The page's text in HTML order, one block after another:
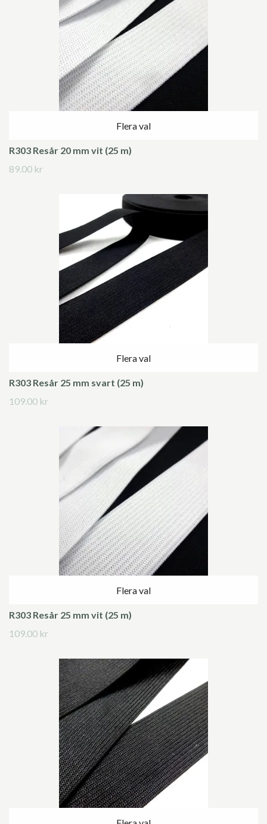
Flera val
R303 Resår 20 mm vit (25 m)
89.00 kr
Flera val
R303 Resår 25 mm svart (25 m)
109.00 kr
Flera val
R303 Resår 25 mm vit (25 m)
109.00 kr